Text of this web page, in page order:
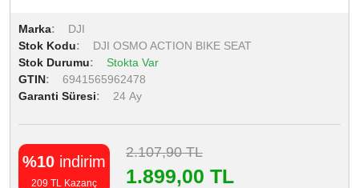
Marka
DJI
Stok Kodu
DJI OSMO ACTION BIKE SEAT
Stok Durumu
Stokta Var
GTIN
6941565962478
Garanti Süresi
24 Ay
%10 indirim
209 TL Kazanç
2.107,90 TL
1.899,00 TL